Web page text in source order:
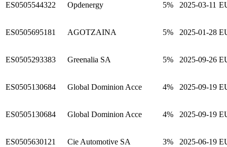
ES0505544322 Opdenergy 5% 2025-03-11
ES0505695181 AGOTZAINA 5% 2025-01-28
ES0505293383 Greenalia SA 5% 2025-09-26
ES0505130684 Global Dominion Acce 4% 2025-09-19
ES0505130684 Global Dominion Acce 4% 2025-09-19
ES0505630121 Cie Automotive SA 3% 2025-06-19